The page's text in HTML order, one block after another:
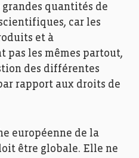
quantités de
car les
et à
pas les mêmes partout,
des différentes
rapport aux droits de
européenne de la
être globale. Elle ne